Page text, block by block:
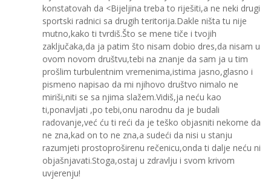
konstatovah da <Bijeljina treba to riješiti,a ne neki drugi
sportski radnici sa drugih teritorija.Dakle ništa tu nije
mutno,kako ti tvrdiš.Što se mene tiče i tvojih
zaključaka,da ja patim što nisam dobio dres,da nisam u
ovom novom društvu,tebi na znanje da sam ja u tim
prošlim turbulentnim vremenima,istima jasno,glasno i
pismeno napisao da mi njihovo društvo nimalo ne
miriši,niti se sa njima slažem.Vidiš,ja neću kao
ti,ponavljati ,po tebi,onu narodnu da je budali
radovanje,već ću ti reći da je teško objasniti nekome da
ne zna,kad on to ne zna,a sudeći da nisi u stanju
razumjeti prostoproširenu rečenicu,onda ti dalje neću ni
objašnjavati.Stoga,ostaj u zdravlju i svom krivom
uvjerenju!